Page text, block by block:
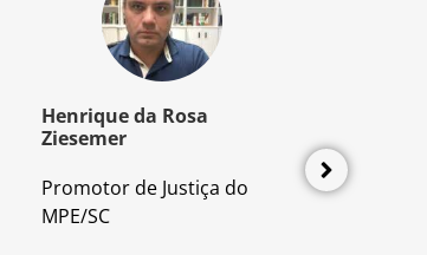
Henrique da Rosa
Ziesemer
Promotor de Justiça do
MPE/SC
Advogado e
Direito